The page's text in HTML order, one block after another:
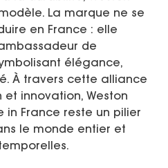
La marque ne se
en France : elle
de
élégance,
À travers cette alliance
innovation, Weston
in France reste un pilier
le monde entier et